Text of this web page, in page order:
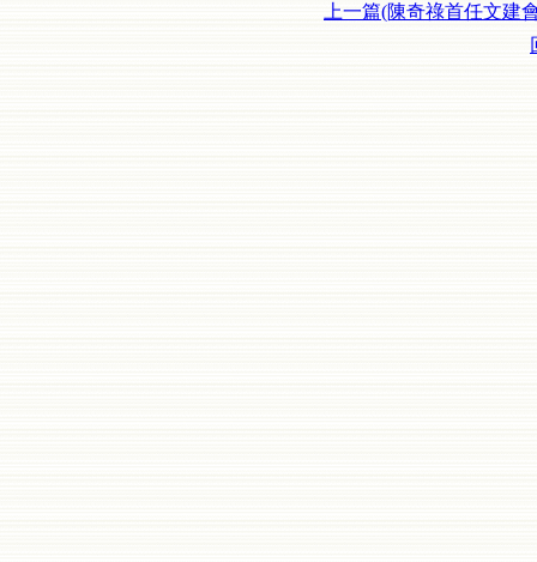
上一篇(陳奇祿首任文建